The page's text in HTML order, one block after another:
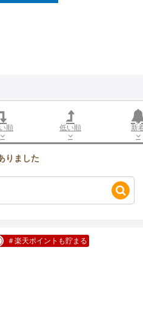
順 低い順 新
りました
＃楽天ポイントも貯まる